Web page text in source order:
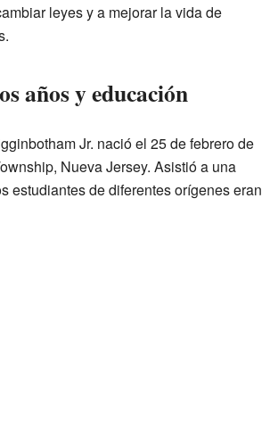
leyes y a mejorar la vida de
años y educación
Jr. nació el 25 de febrero de
Nueva Jersey. Asistió a una
estudiantes de diferentes orígenes eran